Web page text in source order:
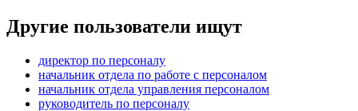
Другие пользователи ищут
директор по персоналу
начальник отдела по работе с персоналом
начальник отдела управления персоналом
руководитель по персоналу